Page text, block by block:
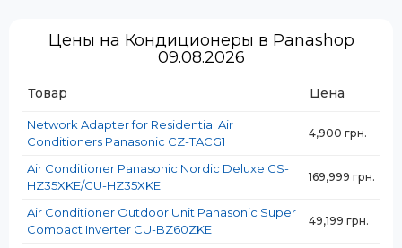
Цены на Кондиционеры в Panashop
09.08.2026
Товар Цена
Network Adapter for Residential Air
Conditioners Panasonic CZ-TACG1
4,900 грн.
Air Conditioner Panasonic Nordic Deluxe CS-
HZ35XKE/CU-HZ35XKE
169,999 грн.
Air Conditioner Outdoor Unit Panasonic Super
Compact Inverter CU-BZ60ZKE
49,199 грн.